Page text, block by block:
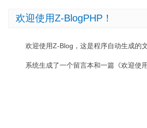
欢迎使用Z-BlogPHP！
欢迎使用Z-Blog，这是程序自动生成的
系统生成了一个留言本和一篇《欢迎使